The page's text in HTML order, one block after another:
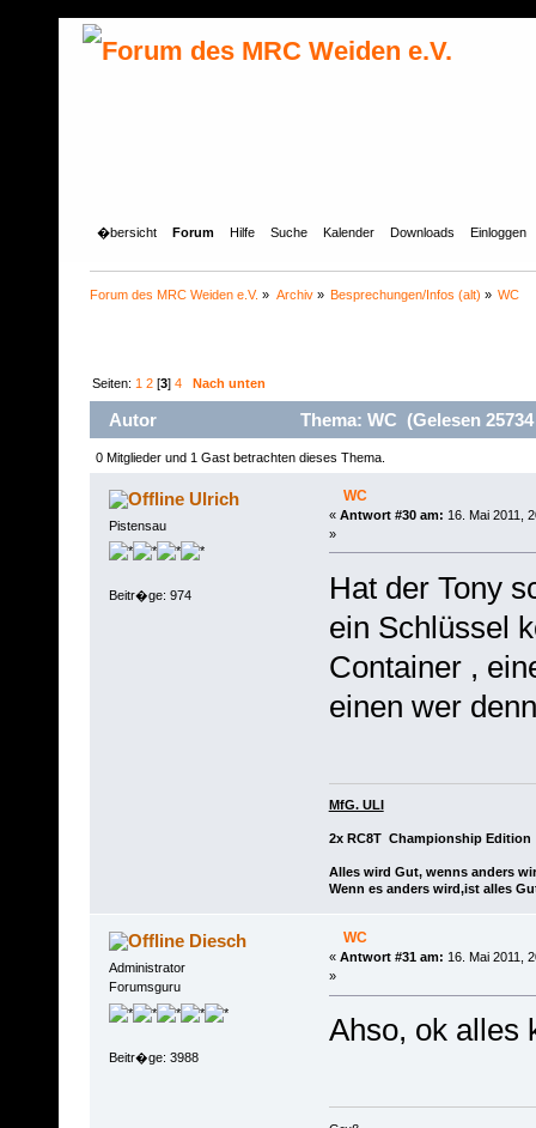
�bersicht Forum Hilfe Suche Kalender Downloads Einloggen
Forum des MRC Weiden e.V. » Archiv» Besprechungen/Infos (alt) » WC
Seiten: 1 2 [3]4 Nach unten
Autor Thema: WC (Gelesen
0 Mitglieder und 1 Gast betrachten dieses Thema.
Ulrich
Pistensau
Beitr�ge: 974
WC
« Antwort #30 am: 16. Mai 2011,
»
Hat der Tony
ein Schlüssel
Container ,
einen wer
MfG. ULI
2x RC8T Championship Edition
Alles wird Gut, wenns anders
Wenn es anders wird,ist alles
Diesch
Administrator
Forumsguru
Beitr�ge: 3988
WC
« Antwort #31 am: 16. Mai 2011,
»
Ahso, ok alles